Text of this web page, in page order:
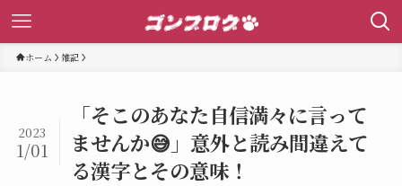
ホーム 雑記
「そこのあなた自信満々に言って
ませんか😅」意外と読み間違えて
る漢字とその意味！
2023
1/01